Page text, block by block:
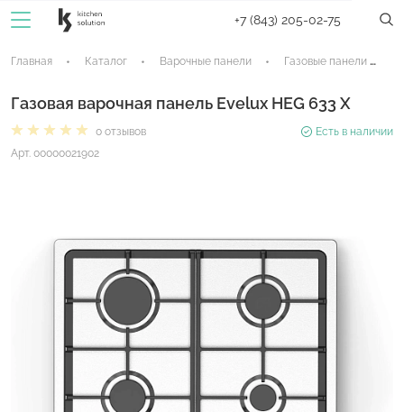
+7 (843) 205-02-75
Главная Каталог Варочные панели Газовые панели
Газовая варочная панель Evelux HEG 633 X
0 отзывов
Есть в наличии
Арт. 00000021902